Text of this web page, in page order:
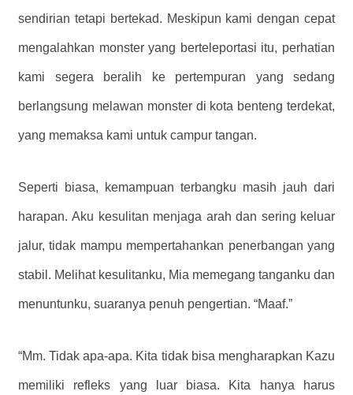
sendirian tetapi bertekad. Meskipun kami dengan cepat
mengalahkan monster yang berteleportasi itu, perhatian
kami segera beralih ke pertempuran yang sedang
berlangsung melawan monster di kota benteng terdekat,
yang memaksa kami untuk campur tangan.
Seperti biasa, kemampuan terbangku masih jauh dari
harapan. Aku kesulitan menjaga arah dan sering keluar
jalur, tidak mampu mempertahankan penerbangan yang
stabil. Melihat kesulitanku, Mia memegang tanganku dan
menuntunku, suaranya penuh pengertian. “Maaf.”
“Mm. Tidak apa-apa. Kita tidak bisa mengharapkan Kazu
memiliki refleks yang luar biasa. Kita hanya harus